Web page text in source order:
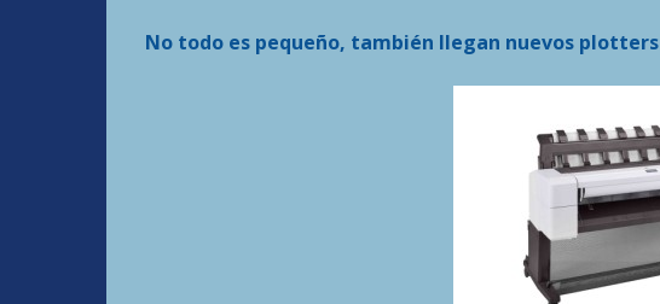
No todo es pequeño, también llegan nuevos plotters